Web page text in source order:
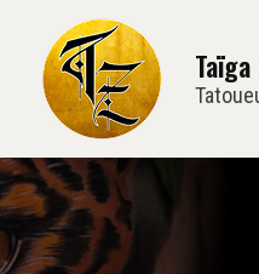
contenu
principal